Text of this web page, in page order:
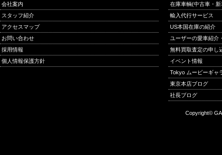
会社案内
スタッフ紹介
アクセスマップ
お問い合わせ
採用情報
個人情報保護方針
在庫車輌(中古車・
輸入代行サービス
US本国在庫の紹介
ユーザーの愛車紹介
無料買取査定の申し
イベント情報
Tokyo ムービーギャ
東京本店ブログ
社長ブログ
Copyright©